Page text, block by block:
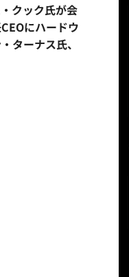
クック氏が会
にハードウ
ターナス氏、